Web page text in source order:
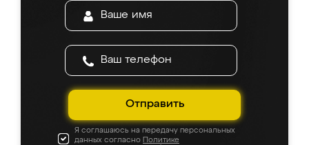
Отправить
Я соглашаюсь на передачу персональных
данных согласно Политике